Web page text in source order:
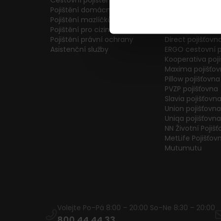
Pojištění domácnosti
Pojištění mazlíčků
Pojištění pro cizince
Pojištění právní ochrany
Asistenční služby
Direct
ERGO cestovní
Kooperativa
Maxima
Pillow pojišťovna
PVZP pojišťovna
Slavia pojišťovna
Union pojišťovna
Uniqa pojišťovna
NN Životní
MetLife
Mutumutu
Volejte Po–Pá 8:00 – 20:00 So–Ne 8:30 – 20:00